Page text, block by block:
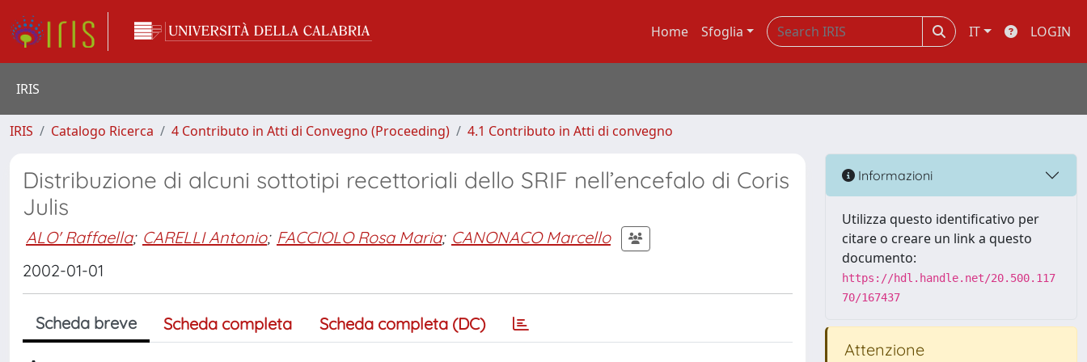
Home Sfoglia IT LOGIN
IRIS
IRIS Catalogo Ricerca 4 Contributo in Atti di Convegno (Proceeding) 4.1 Contributo in Atti di convegno
Distribuzione di alcuni sottotipi recettoriali dello SRIF nell’encefalo di Coris
Julis
ALO' Raffaella; CARELLI Antonio; FACCIOLO Rosa Maria; CANONACO Marcello
2002-01-01
Scheda breve Scheda completa Scheda completa (DC)
Informazioni
Utilizza questo identificativo per
citare o creare un link a questo
documento:
https://hdl.handle.net/20.500.117
70/167437
Attenzione